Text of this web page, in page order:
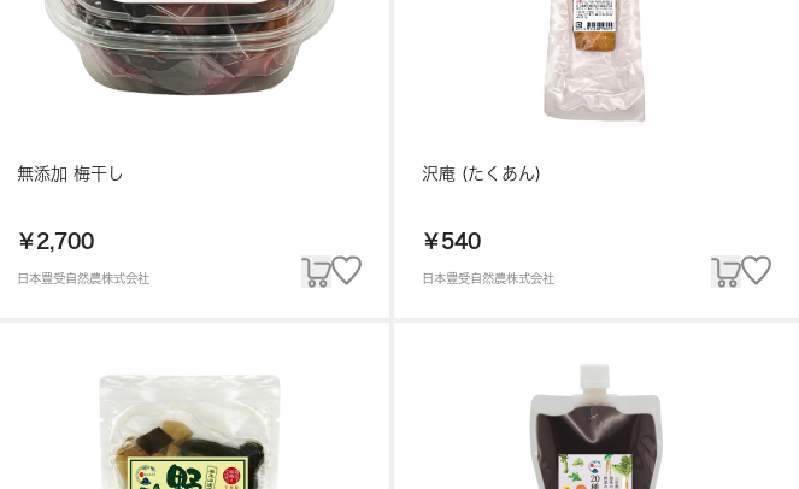
無添加 梅干し
￥2,700
日本豊受自然農株式会社
沢庵 (たくあん)
￥540
日本豊受自然農株式会社